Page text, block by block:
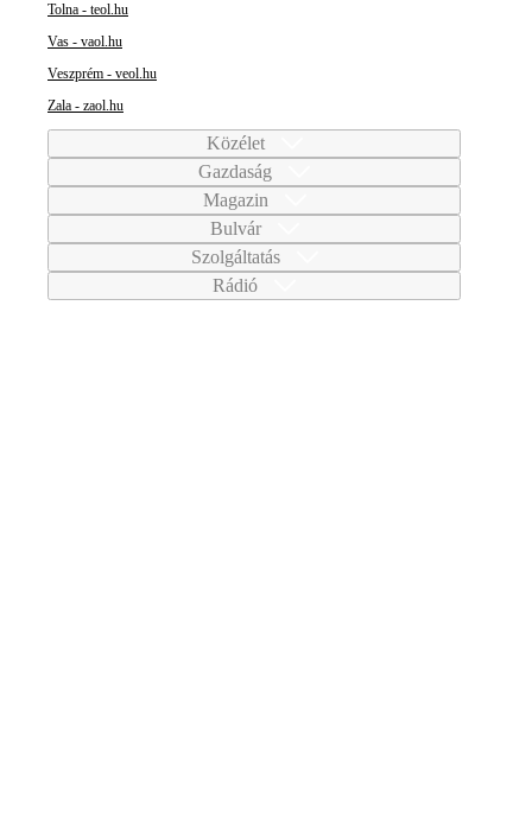
Tolna - teol.hu
Vas - vaol.hu
Veszprém - veol.hu
Zala - zaol.hu
Közélet
Gazdaság
Magazin
Bulvár
Szolgáltatás
Rádió